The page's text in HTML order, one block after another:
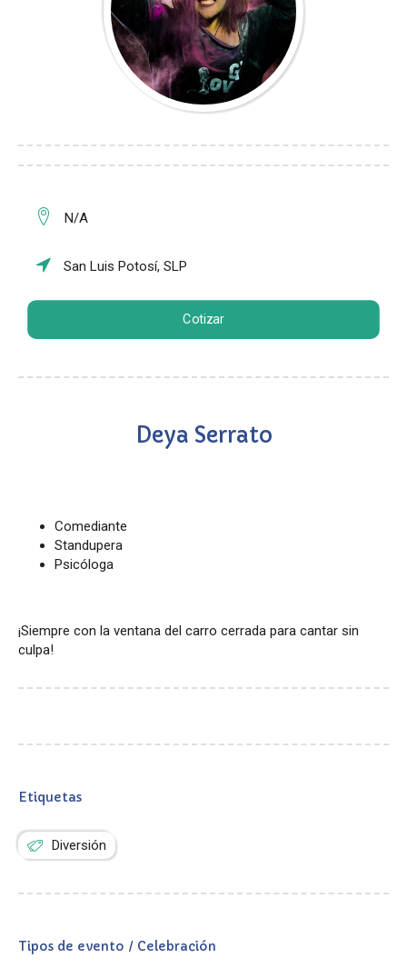
N/A
San Luis Potosí, SLP
Cotizar
Deya Serrato
Comediante
Standupera
Psicóloga
¡Siempre con la ventana del carro cerrada para cantar sin
culpa!
Etiquetas
Diversión
Tipos de evento / Celebración